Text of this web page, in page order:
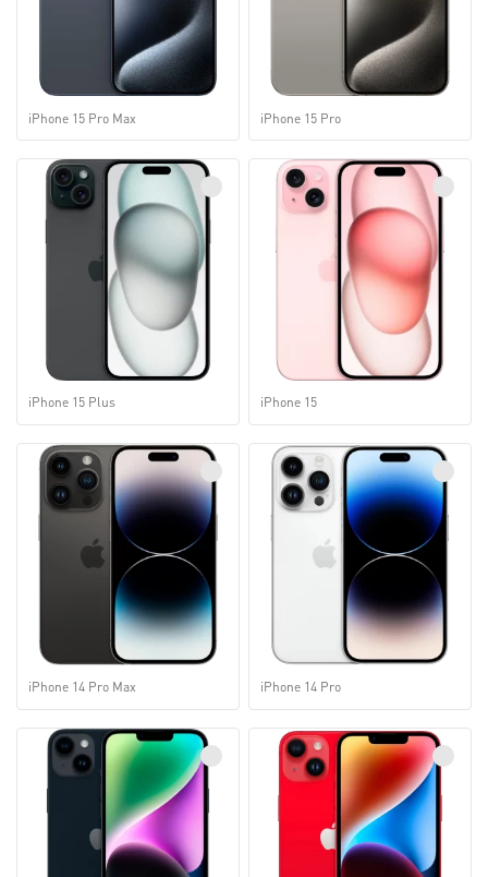
iPhone 15 Pro Max iPhone 15 Pro
iPhone 15 Plus iPhone 15
iPhone 14 Pro Max iPhone 14 Pro